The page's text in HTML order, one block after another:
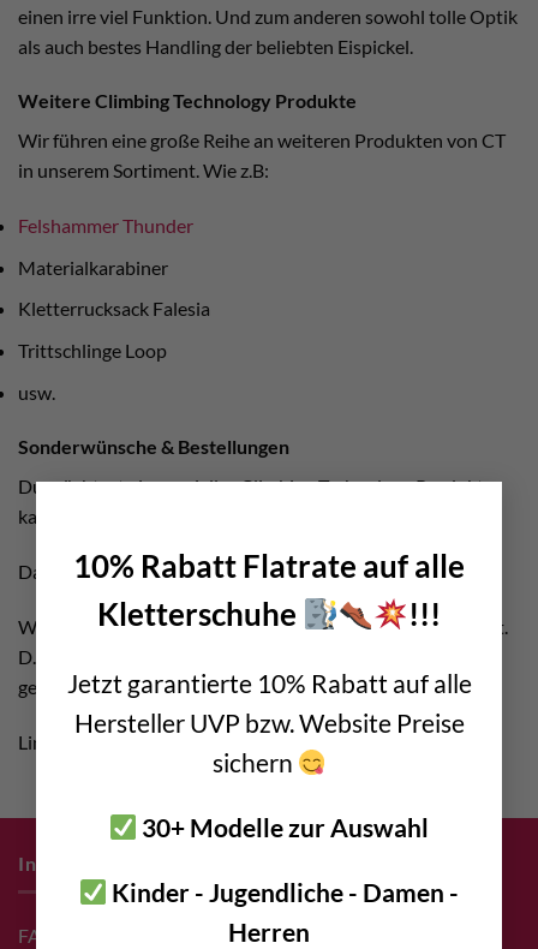
10% Rabatt Flatrate auf alle
Kletterschuhe
!!!
Jetzt garantierte 10% Rabatt auf alle
Hersteller UVP bzw. Website Preise
sichern
30+ Modelle zur Auswahl
Kinder - Jugendliche - Damen -
Herren
einen irre viel Funktion. Und zum anderen sowohl tolle Optik
als auch bestes Handling der beliebten Eispickel.
Weitere Climbing Technology Produkte
Wir führen eine große Reihe an weiteren Produkten von CT
in unserem Sortiment. Wie z.B:
Felshammer Thunder
Materialkarabiner
Kletterrucksack Falesia
Trittschlinge Loop
usw.
Sonderwünsche & Bestellungen
Du möchtest ein spezielles Climbing Technology Produkt
kaufen?
Dann schreib uns einfach einE-Mail!
Wir bestellen regelmäßig für Kunden bei unserem Lieferant.
D.h. wir können meistens innerhalb 2 Wochen das
gewünschte Produkt zu Euch nach Hause liefern
Link Tipp:
Infos zum Einkauf
FAQ